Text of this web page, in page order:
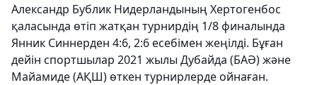
Александр Бублик Нидерландының Хертогенбос
қаласында өтіп жатқан турнирдің 1/8 финалында
Янник Синнерден 4:6, 2:6 есебімен жеңілді. Бұған
дейін спортшылар 2021 жылы Дубайда (БАӘ) және
Майамиде (АҚШ) өткен турнирлерде ойнаған.